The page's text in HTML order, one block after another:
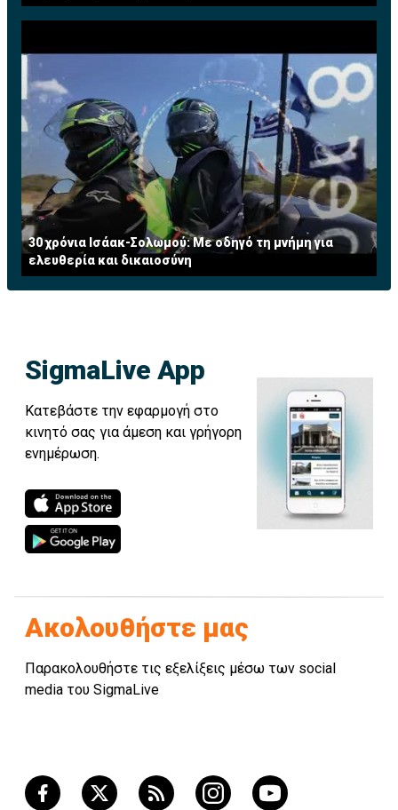
30 χρόνια Ισάακ-Σολωμού: Με οδηγό τη μνήμη για
ελευθερία και δικαιοσύνη
SigmaLive App
Κατεβάστε την εφαρμογή στο
κινητό σας για άμεση και γρήγορη
ενημέρωση.
Ακολουθήστε μας
Παρακολουθήστε τις εξελίξεις μέσω των social
media του SigmaLive